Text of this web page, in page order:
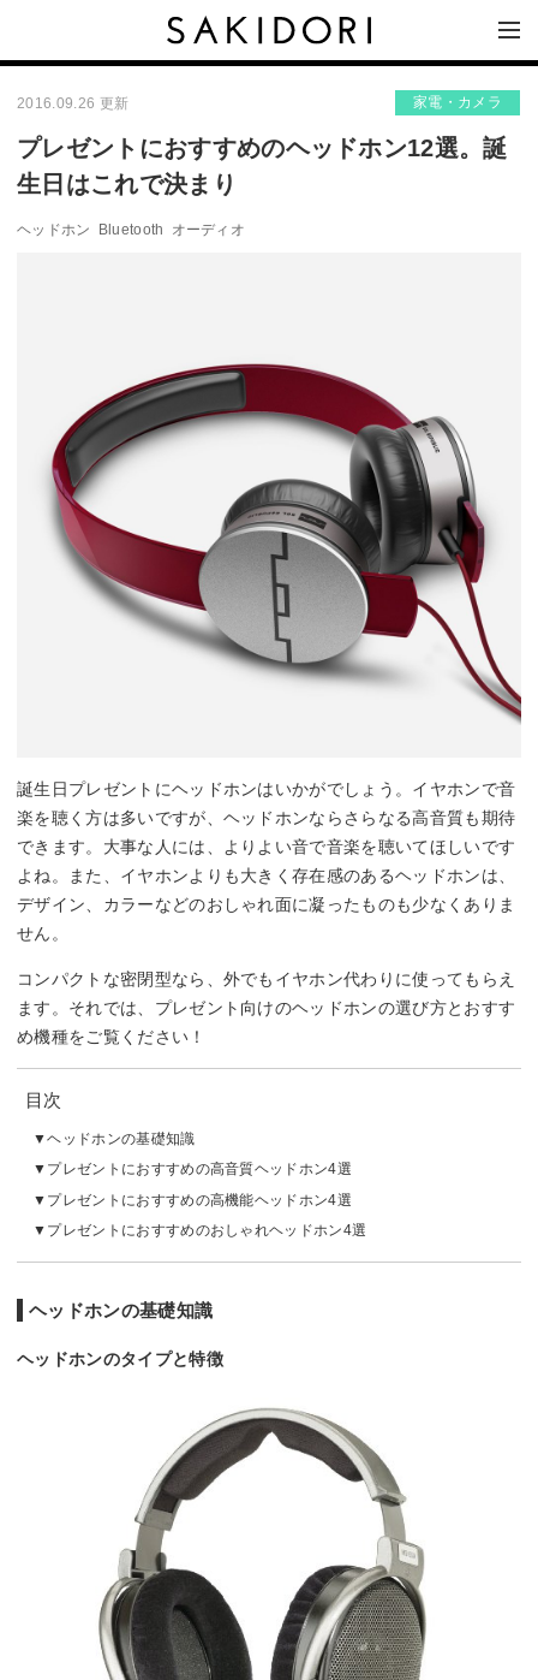
2016.09.26 更新 家電・カメラ
プレゼントにおすすめのヘッドホン12選。誕
生日はこれで決まり
ヘッドホン Bluetooth オーディオ
誕生日プレゼントにヘッドホンはいかがでしょう。イヤホンで音
楽を聴く方は多いですが、ヘッドホンならさらなる高音質も期待
できます。大事な人には、よりよい音で音楽を聴いてほしいです
よね。また、イヤホンよりも大きく存在感のあるヘッドホンは、
デザイン、カラーなどのおしゃれ面に凝ったものも少なくありま
せん。
コンパクトな密閉型なら、外でもイヤホン代わりに使ってもらえ
ます。それでは、プレゼント向けのヘッドホンの選び方とおすす
め機種をご覧ください！
目次
ヘッドホンの基礎知識
プレゼントにおすすめの高音質ヘッドホン4選
プレゼントにおすすめの高機能ヘッドホン4選
プレゼントにおすすめのおしゃれヘッドホン4選
ヘッドホンの基礎知識
ヘッドホンのタイプと特徴